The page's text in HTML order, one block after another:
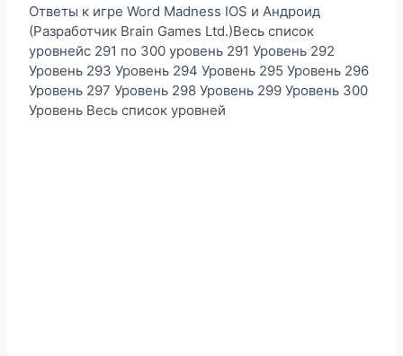
Ответы к игре Word Madness IOS и Андроид
(Разработчик Brain Games Ltd.)Весь список
уровнейс 291 по 300 уровень 291 Уровень 292
Уровень 293 Уровень 294 Уровень 295 Уровень 296
Уровень 297 Уровень 298 Уровень 299 Уровень 300
Уровень Весь список уровней